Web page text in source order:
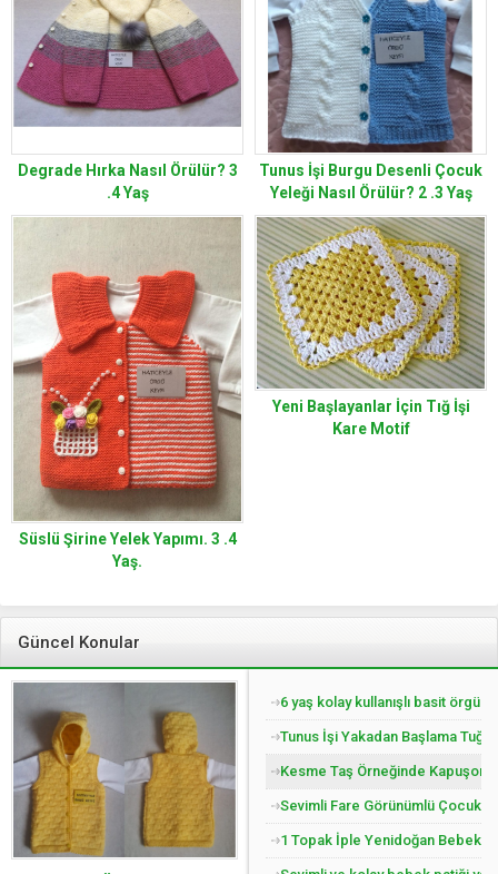
Degrade Hırka Nasıl Örülür? 3
.4 Yaş
Tunus İşi Burgu Desenli Çocuk
Yeleği Nasıl Örülür? 2 .3 Yaş
Süslü Şirine Yelek Yapımı. 3 .4
Yaş.
Yeni Başlayanlar İçin Tığ İşi
Kare Motif
Güncel Konular
6 yaş kolay kullanışlı basit örgü
Tunus İşi Yakadan Başlama
Kesme Taş Örneğinde
Sevimli Fare Görünümlü Çocuk
1 Topak İple Yenidoğan Bebek